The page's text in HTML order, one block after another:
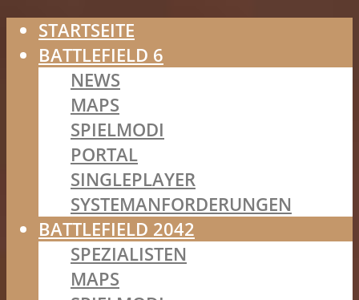
STARTSEITE
BATTLEFIELD 6
NEWS
MAPS
SPIELMODI
PORTAL
SINGLEPLAYER
SYSTEMANFORDERUNGEN
BATTLEFIELD 2042
SPEZIALISTEN
MAPS